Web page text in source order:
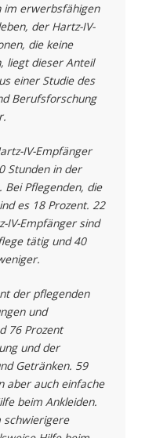
im erwerbsfähigen
der Hartz-IV-
die keine
liegt dieser Anteil
einer Studie des
Berufsforschung
IV-Empfänger
Stunden in der
Bei Pflegenden, die
es 18 Prozent. 22
IV-Empfänger sind
tätig und 40
der pflegenden
und
76 Prozent
und der
Getränken. 59
aber auch einfache
beim Ankleiden.
schwierigere